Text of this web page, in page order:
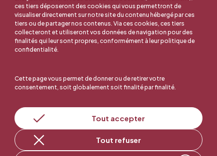
ces tiers déposeront des cookies qui vous permettront de
visualiser directement sur notre site du contenu hébergé par ces
tiers ou de partager nos contenus. Via ces cookies, ces tiers
collecteront et utiliseront vos données de navigation pour des
finalités qui leur sont propres, conformément à leur politique de
confidentialité.
Cette page vous permet de donner ou de retirer votre
consentement, soit globalement soit finalité par finalité.
Tout accepter
Tout refuser
En ligne, c'est facile !
Adhérer au SNEA